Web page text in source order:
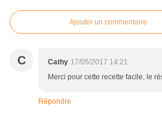
Ajouter un commentaire
C Cathy 17/05/2017 14:21
Merci pour cette recette facile, le
Répondre